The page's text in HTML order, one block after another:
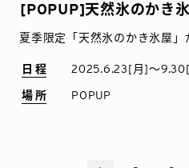
[POPUP]天然氷のかき氷
夏季限定「天然氷のかき氷屋」
日程 2025.6.23[月]〜
場所 POPUP